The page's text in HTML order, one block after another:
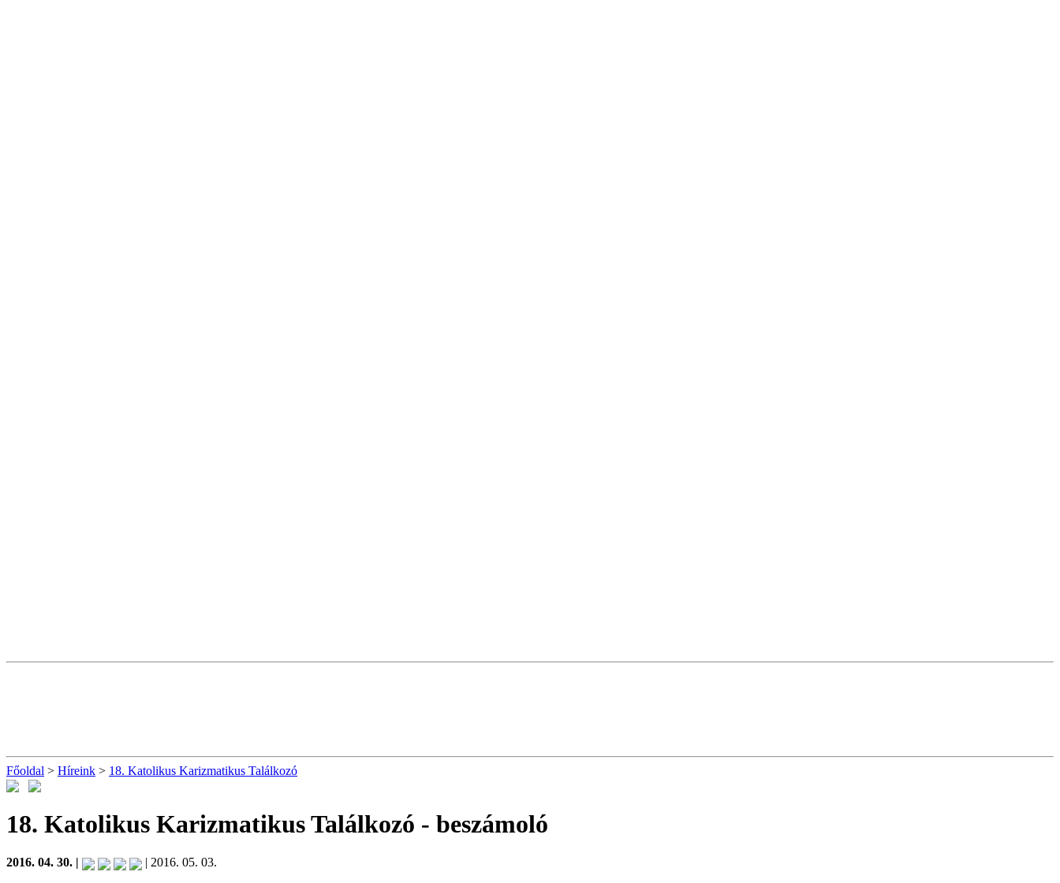
Főoldal > Híreink > 18. Katolikus Karizmatikus Találkozó
18. Katolikus Karizmatikus Találkozó - beszámoló
2016. 04. 30. | | 2016. 05. 03.